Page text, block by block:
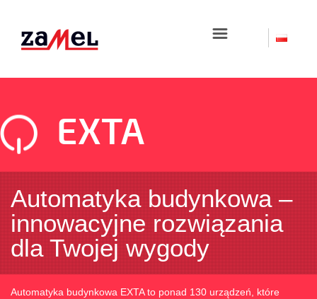
☰
EXTA
Automatyka budynkowa –
innowacyjne rozwiązania
dla Twojej wygody
Automatyka budynkowa EXTA to ponad 130 urządzeń, które